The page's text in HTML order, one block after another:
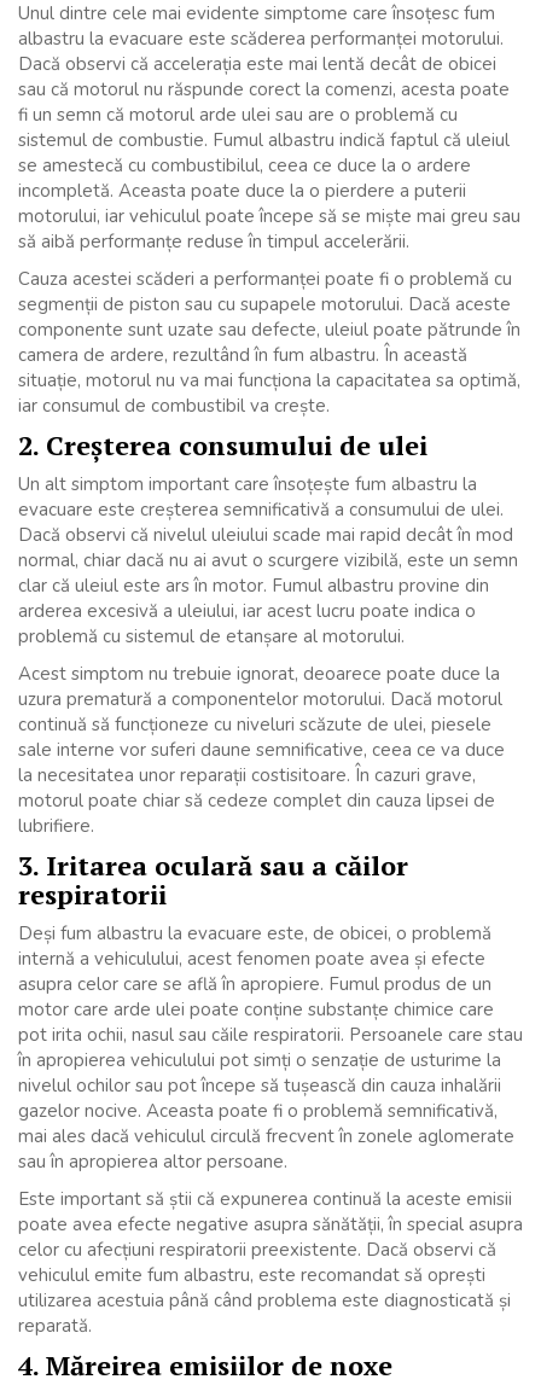
Unul dintre cele mai evidente simptome care însoțesc fum
albastru la evacuare este scăderea performanței motorului.
Dacă observi că accelerația este mai lentă decât de obicei
sau că motorul nu răspunde corect la comenzi, acesta poate
fi un semn că motorul arde ulei sau are o problemă cu
sistemul de combustie. Fumul albastru indică faptul că uleiul
se amestecă cu combustibilul, ceea ce duce la o ardere
incompletă. Aceasta poate duce la o pierdere a puterii
motorului, iar vehiculul poate începe să se miște mai greu sau
să aibă performanțe reduse în timpul accelerării.
Cauza acestei scăderi a performanței poate fi o problemă cu
segmenții de piston sau cu supapele motorului. Dacă aceste
componente sunt uzate sau defecte, uleiul poate pătrunde în
camera de ardere, rezultând în fum albastru. În această
situație, motorul nu va mai funcționa la capacitatea sa optimă,
iar consumul de combustibil va crește.
2. Creșterea consumului de ulei
Un alt simptom important care însoțește fum albastru la
evacuare este creșterea semnificativă a consumului de ulei.
Dacă observi că nivelul uleiului scade mai rapid decât în mod
normal, chiar dacă nu ai avut o scurgere vizibilă, este un semn
clar că uleiul este ars în motor. Fumul albastru provine din
arderea excesivă a uleiului, iar acest lucru poate indica o
problemă cu sistemul de etanșare al motorului.
Acest simptom nu trebuie ignorat, deoarece poate duce la
uzura prematură a componentelor motorului. Dacă motorul
continuă să funcționeze cu niveluri scăzute de ulei, piesele
sale interne vor suferi daune semnificative, ceea ce va duce
la necesitatea unor reparații costisitoare. În cazuri grave,
motorul poate chiar să cedeze complet din cauza lipsei de
lubrifiere.
3. Iritarea oculară sau a căilor
respiratorii
Deși fum albastru la evacuare este, de obicei, o problemă
internă a vehiculului, acest fenomen poate avea și efecte
asupra celor care se află în apropiere. Fumul produs de un
motor care arde ulei poate conține substanțe chimice care
pot irita ochii, nasul sau căile respiratorii. Persoanele care stau
în apropierea vehiculului pot simți o senzație de usturime la
nivelul ochilor sau pot începe să tușească din cauza inhalării
gazelor nocive. Aceasta poate fi o problemă semnificativă,
mai ales dacă vehiculul circulă frecvent în zonele aglomerate
sau în apropierea altor persoane.
Este important să știi că expunerea continuă la aceste emisii
poate avea efecte negative asupra sănătății, în special asupra
celor cu afecțiuni respiratorii preexistente. Dacă observi că
vehiculul emite fum albastru, este recomandat să oprești
utilizarea acestuia până când problema este diagnosticată și
reparată.
4. Măreirea emisiilor de noxe